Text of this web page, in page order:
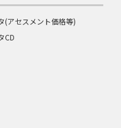
(アセスメント価格等)
CD